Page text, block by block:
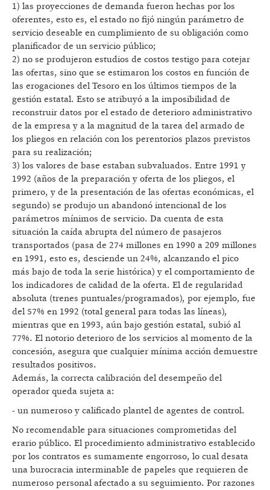
1) las proyecciones de demanda fueron hechas por los
oferentes, esto es, el estado no fijó ningún parámetro de
servicio deseable en cumplimiento de su obligación como
planificador de un servicio público;
2) no se produjeron estudios de costos testigo para cotejar
las ofertas, sino que se estimaron los costos en función de
las erogaciones del Tesoro en los últimos tiempos de la
gestión estatal. Esto se atribuyó a la imposibilidad de
reconstruir datos por el estado de deterioro administrativo
de la empresa y a la magnitud de la tarea del armado de
los pliegos en relación con los perentorios plazos previstos
para su realización;
3) los valores de base estaban subvaluados. Entre 1991 y
1992 (años de la preparación y oferta de los pliegos, el
primero, y de la presentación de las ofertas económicas, el
segundo) se produjo un abandonó intencional de los
parámetros mínimos de servicio. Da cuenta de esta
situación la caída abrupta del número de pasajeros
transportados (pasa de 274 millones en 1990 a 209 millones
en 1991, esto es, desciende un 24%, alcanzando el pico
más bajo de toda la serie histórica) y el comportamiento de
los indicadores de calidad de la oferta. El de regularidad
absoluta (trenes puntuales/programados), por ejemplo, fue
del 57% en 1992 (total general para todas las líneas),
mientras que en 1993, aún bajo gestión estatal, subió al
77%. El notorio deterioro de los servicios al momento de la
concesión, asegura que cualquier mínima acción demuestre
resultados positivos.
Además, la correcta calibración del desempeño del
operador queda sujeta a:
- un numeroso y calificado plantel de agentes de control.
No recomendable para situaciones comprometidas del
erario público. El procedimiento administrativo establecido
por los contratos es sumamente engorroso, lo cual desata
una burocracia interminable de papeles que requieren de
numeroso personal afectado a su seguimiento. Por razones